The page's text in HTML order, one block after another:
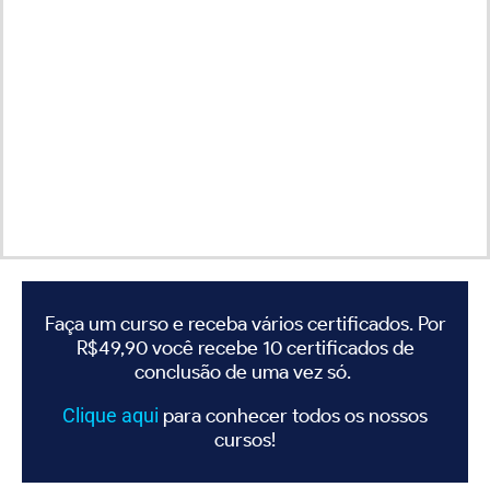
Faça um curso e receba vários certificados. Por
R$49,90 você recebe 10 certificados de
conclusão de uma vez só.
Clique aqui para conhecer todos os nossos
cursos!